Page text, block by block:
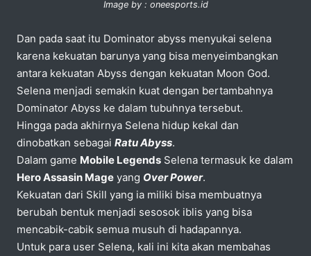
Image by : oneesports.id
Dan pada saat itu Dominator abyss menyukai selena
karena kekuatan barunya yang bisa menyeimbangkan
antara kekuatan Abyss dengan kekuatan Moon God.
Selena menjadi semakin kuat dengan bertambahnya
Dominator Abyss ke dalam tubuhnya tersebut.
Hingga pada akhirnya Selena hidup kekal dan
dinobatkan sebagai Ratu Abyss.
Dalam game Mobile Legends Selena termasuk ke dalam
Hero Assasin Mage yang Over Power.
Kekuatan dari Skill yang ia miliki bisa membuatnya
berubah bentuk menjadi sesosok iblis yang bisa
mencabik-cabik semua musuh di hadapannya.
Untuk para user Selena, kali ini kita akan membahas